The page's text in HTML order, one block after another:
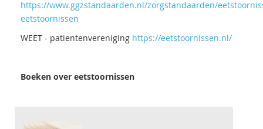
https://www.ggzstandaarden.nl/zorgstandaarden/
eetstoornissen
WEET - patientenvereniging https://eetstoornissen.nl/
Boeken over eetstoornissen